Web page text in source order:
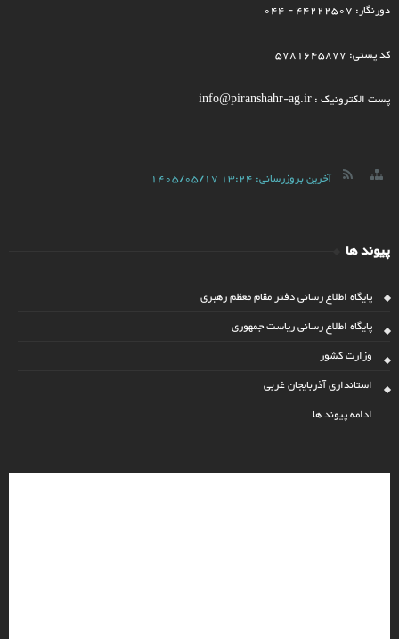
دورنگار: 44222507 - 044
کد پستی: 5781645877
پست الکترونیک : info@piranshahr-ag.ir
آخرین بروزرسانی: 1405/05/17 13:24
پیوند ها
پایگاه اطلاع رسانی دفتر مقام معظم رهبری
پایگاه اطلاع رسانی ریاست جمهوری
وزارت کشور
استانداری آذربایجان غربی
ادامه پیوند ها